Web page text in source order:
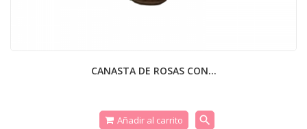
CANASTA DE ROSAS CON...
Añadir al carrito search